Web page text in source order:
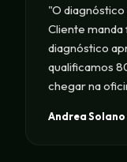
"O
Cliente
diagnóstico
qualificamos
chegar na
Andrea Solano